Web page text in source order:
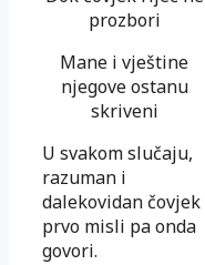
prozbori
Mane i vještine
njegove ostanu
skriveni
U svakom slučaju,
razuman i
dalekovidan čovjek
prvo misli pa onda
govori.